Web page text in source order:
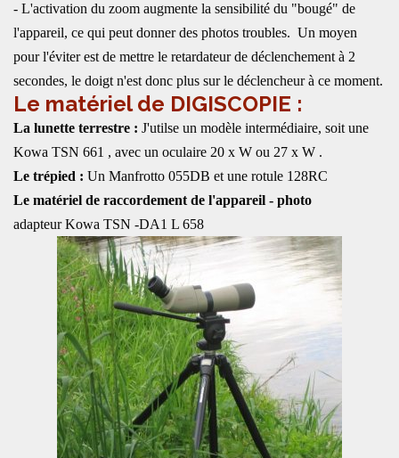
- L'activation du zoom augmente la sensibilité du "bougé" de
l'appareil, ce qui peut donner des photos troubles. Un moyen
pour l'éviter est de mettre le retardateur de déclenchement à 2
secondes, le doigt n'est donc plus sur le déclencheur à ce moment.
Le matériel de DIGISCOPIE :
La lunette terrestre : J'utilse un modèle intermédiaire, soit une
Kowa TSN 661 , avec un oculaire 20 x W ou 27 x W .
Le trépied : Un Manfrotto 055DB et une rotule 128RC
Le matériel de raccordement de l'appareil - photo
adapteur Kowa TSN -DA1 L 658